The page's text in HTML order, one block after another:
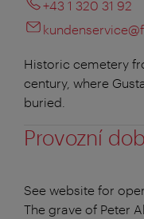
+43 1 320 31 92
Historic cemetery
century, where
buried.
Provozní
See website for
The grave of Peter